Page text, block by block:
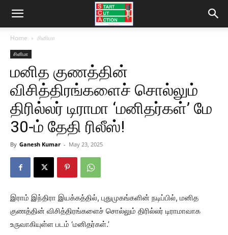
Home சினிமா
சினிமா
மனித குணத்தின்
விசித்திரங்களைச் சொல்லும்
திரில்லர் டிராமா ‘மனிதர்கள்’ மே
30-ம் தேதி ரிலீஸ்!
By Ganesh Kumar - May 23, 2025
இராம் இந்திரா இயக்கத்தில், புதுமுகங்களின் நடிப்பில், மனித
குணத்தின் விசித்திரங்களைச் சொல்லும் திரில்லர் டிராமாவாக
உருவாகியுள்ள படம் ‘மனிதர்கள்.’